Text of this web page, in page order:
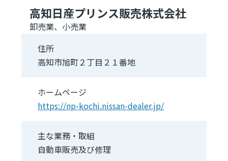
高知日産プリンス販売株式会社
卸売業、小売業
住所
高知市旭町２丁目２１番地
ホームページ
https://np-kochi.nissan-dealer.jp/
主な業務・取組
自動車販売及び修理